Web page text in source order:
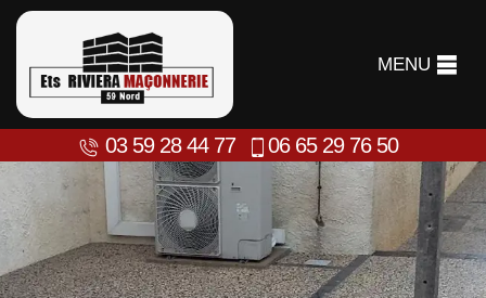
MENU
03 59 28 44 77 06 65 29 76 50